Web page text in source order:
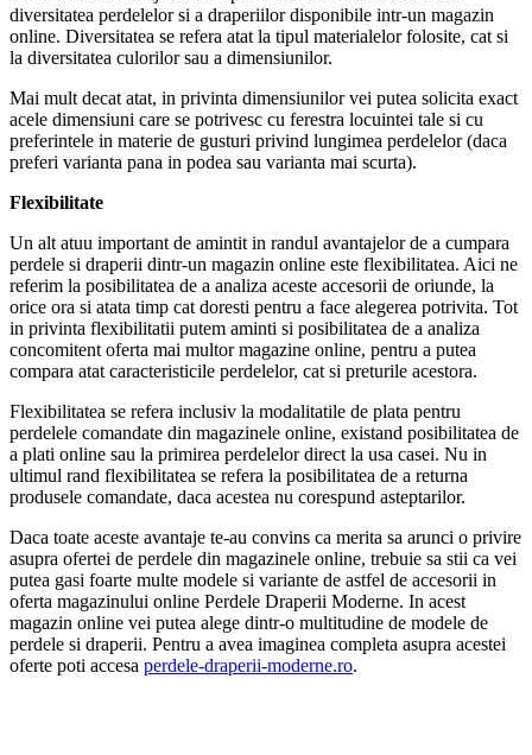
diversitatea perdelelor si a draperiilor disponibile intr-un magazin
online. Diversitatea se refera atat la tipul materialelor folosite, cat si
la diversitatea culorilor sau a dimensiunilor.
Mai mult decat atat, in privinta dimensiunilor vei putea solicita exact
acele dimensiuni care se potrivesc cu ferestra locuintei tale si cu
preferintele in materie de gusturi privind lungimea perdelelor (daca
preferi varianta pana in podea sau varianta mai scurta).
Flexibilitate
Un alt atuu important de amintit in randul avantajelor de a cumpara
perdele si draperii dintr-un magazin online este flexibilitatea. Aici ne
referim la posibilitatea de a analiza aceste accesorii de oriunde, la
orice ora si atata timp cat doresti pentru a face alegerea potrivita. Tot
in privinta flexibilitatii putem aminti si posibilitatea de a analiza
concomitent oferta mai multor magazine online, pentru a putea
compara atat caracteristicile perdelelor, cat si preturile acestora.
Flexibilitatea se refera inclusiv la modalitatile de plata pentru
perdelele comandate din magazinele online, existand posibilitatea de
a plati online sau la primirea perdelelor direct la usa casei. Nu in
ultimul rand flexibilitatea se refera la posibilitatea de a returna
produsele comandate, daca acestea nu corespund asteptarilor.
Daca toate aceste avantaje te-au convins ca merita sa arunci o privire
asupra ofertei de perdele din magazinele online, trebuie sa stii ca vei
putea gasi foarte multe modele si variante de astfel de accesorii in
oferta magazinului online Perdele Draperii Moderne. In acest
magazin online vei putea alege dintr-o multitudine de modele de
perdele si draperii. Pentru a avea imaginea completa asupra acestei
oferte poti accesa perdele-draperii-moderne.ro.